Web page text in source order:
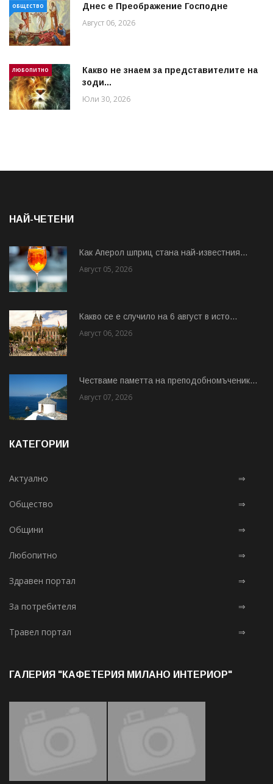
ОБЩЕСТВО Днес е Преображение Господне
Август 06, 2026
ЛЮБОПИТНО
Какво не знаем за представителите на
зоди...
Юли 30, 2026
НАЙ-ЧЕТЕНИ
Как Аперол шприц стана най-известния...
Август 05, 2026
Какво се е случило на 6 август в исто...
Август 06, 2026
Честваме паметта на преподобномъченик...
Август 07, 2026
КАТЕГОРИИ
Актуално ⇒
Общество ⇒
Общини ⇒
Любопитно ⇒
Здравен портал ⇒
За потребителя ⇒
Травел портал ⇒
ГАЛЕРИЯ "КАФЕТЕРИЯ МИЛАНО ИНТЕРИОР"